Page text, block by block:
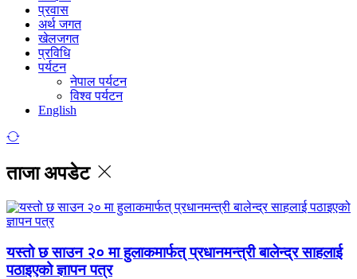
प्रवास
अर्थ जगत
खेलजगत
प्रविधि
पर्यटन
नेपाल पर्यटन
विश्व पर्यटन
English
ताजा अपडेट
यस्तो छ साउन २० मा हुलाकमार्फत् प्रधानमन्त्री बालेन्द्र साहलाई
पठाइएको ज्ञापन पत्र